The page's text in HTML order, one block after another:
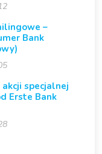
–
Bank
specjalnej
Erste Bank